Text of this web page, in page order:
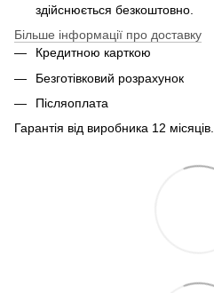
здійснюється безкоштовно.
Більше інформації про доставку
Кредитною карткою
Безготівковий розрахунок
Післяоплата
Гарантія від виробника 12 місяців.